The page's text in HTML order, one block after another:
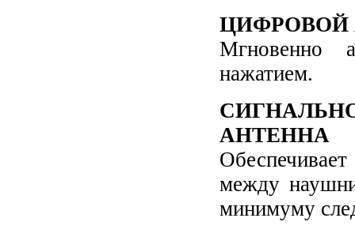
ЦИФРОВОЙ
Мгновенно
нажатием.
АНТЕННА
между
минимуму